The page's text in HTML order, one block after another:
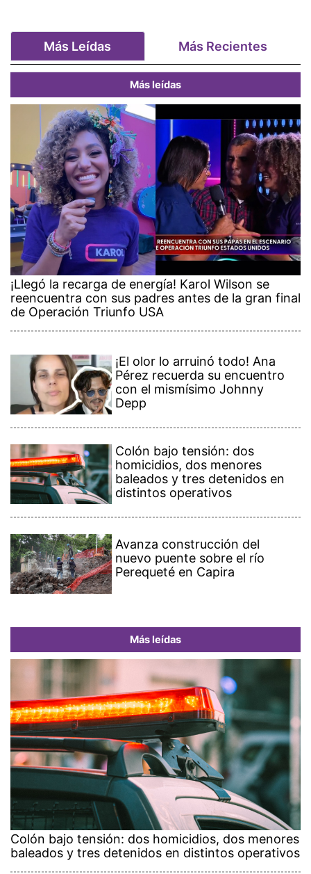
Más Leídas Más Recientes
Más leídas
¡Llegó la recarga de energía! Karol Wilson se
reencuentra con sus padres antes de la gran final
de Operación Triunfo USA
¡El olor lo arruinó todo! Ana
Pérez recuerda su encuentro
con el mismísimo Johnny
Depp
Colón bajo tensión: dos
homicidios, dos menores
baleados y tres detenidos en
distintos operativos
Avanza construcción del
nuevo puente sobre el río
Perequeté en Capira
Más leídas
Colón bajo tensión: dos homicidios, dos menores
baleados y tres detenidos en distintos operativos